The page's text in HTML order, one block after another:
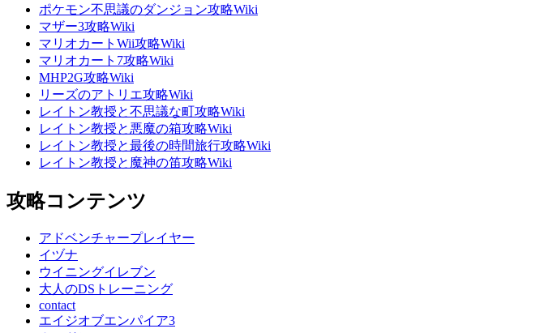
ポケモン不思議のダンジョン攻略Wiki
マザー3攻略Wiki
マリオカートWii攻略Wiki
マリオカート7攻略Wiki
MHP2G攻略Wiki
リーズのアトリエ攻略Wiki
レイトン教授と不思議な町攻略Wiki
レイトン教授と悪魔の箱攻略Wiki
レイトン教授と最後の時間旅行攻略Wiki
レイトン教授と魔神の笛攻略Wiki
攻略コンテンツ
アドベンチャープレイヤー
イヅナ
ウイニングイレブン
大人のDSトレーニング
contact
エイジオブエンパイア3